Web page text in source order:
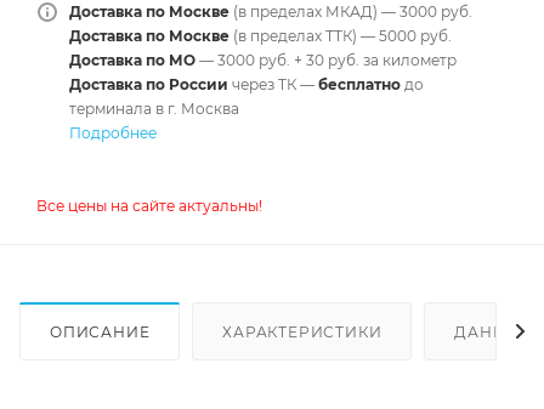
Доставка по Москве (в пределах МКАД) — 3000 руб.
Доставка по Москве (в пределах ТТК) — 5000 руб.
Доставка по МО — 3000 руб. + 30 руб. за километр
Доставка по России через ТК — бесплатно до
терминала в г. Москва
Подробнее
Все цены на сайте актуальны!
ОПИСАНИЕ ХАРАКТЕРИСТИКИ ДАННЫЕ